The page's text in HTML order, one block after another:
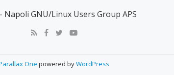
Napoli GNU/Linux Users Group APS
One powered byWordPress